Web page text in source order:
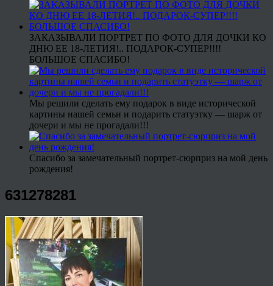
ЗАКАЗЫВАЛИ ПОРТРЕТ ПО ФОТО ДЛЯ ДОЧКИ КО
ДНЮ ЕЕ 18-ЛЕТИЯ!.. ПОДАРОК-СУПЕР!!!!
БОЛЬШОЕ СПАСИБО!
Мы решили сделать ему подарок в виде исторической
картины нашей семьи и подарить статуэтку — шарж от
дочери и мы не прогадали!!!
Спасибо за замечательный портрет-сюрприз на мой день
рождения!
631278281